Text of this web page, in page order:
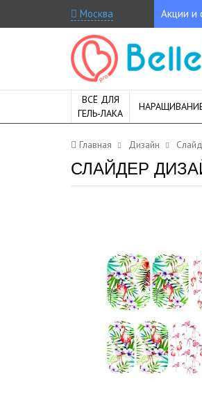
Москва Акции и
ВСЁ ДЛЯ
ГЕЛЬ-ЛАКА
Главная Дизайн
СЛАЙДЕР